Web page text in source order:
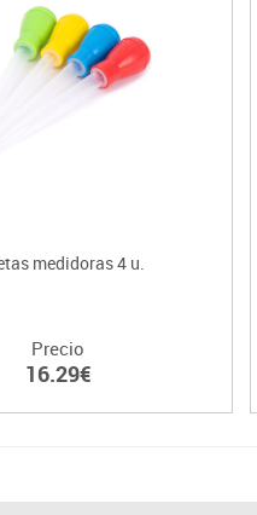
medidoras 4 u.
Precio
16.29€